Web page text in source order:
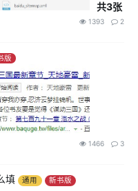
共3张
1393 2
版
1466 3
填 通用 新书版